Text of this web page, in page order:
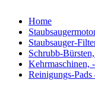
Home
Staubsauger-
Schrubb-
Kehrmaschinen,
Reinigungs-